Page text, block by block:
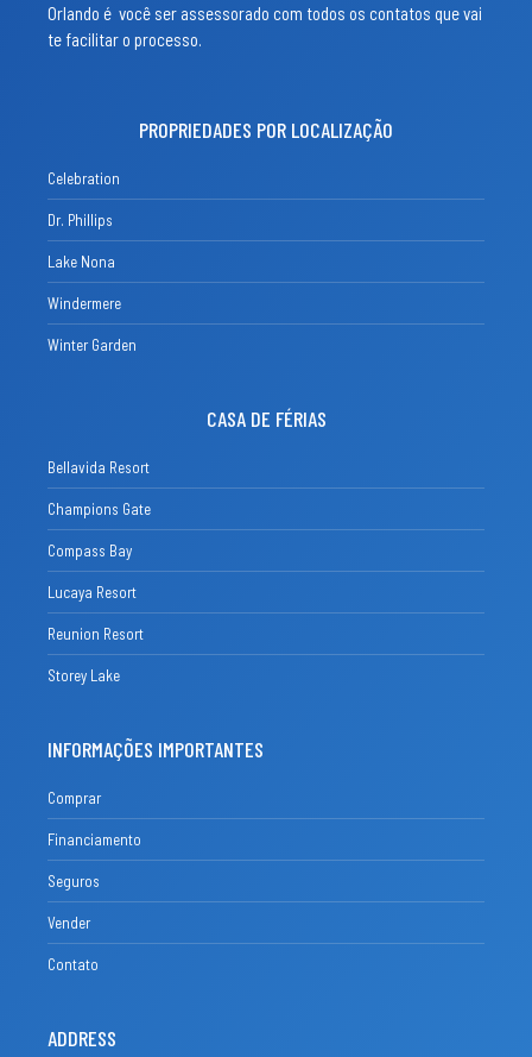
Orlando é você ser assessorado com todos os contatos que vai
te facilitar o processo.
PROPRIEDADES POR LOCALIZAÇÃO
Celebration
Dr. Phillips
Lake Nona
Windermere
Winter Garden
CASA DE FÉRIAS
Bellavida Resort
Champions Gate
Compass Bay
Lucaya Resort
Reunion Resort
Storey Lake
INFORMAÇÕES IMPORTANTES
Comprar
Financiamento
Seguros
Vender
Contato
ADDRESS